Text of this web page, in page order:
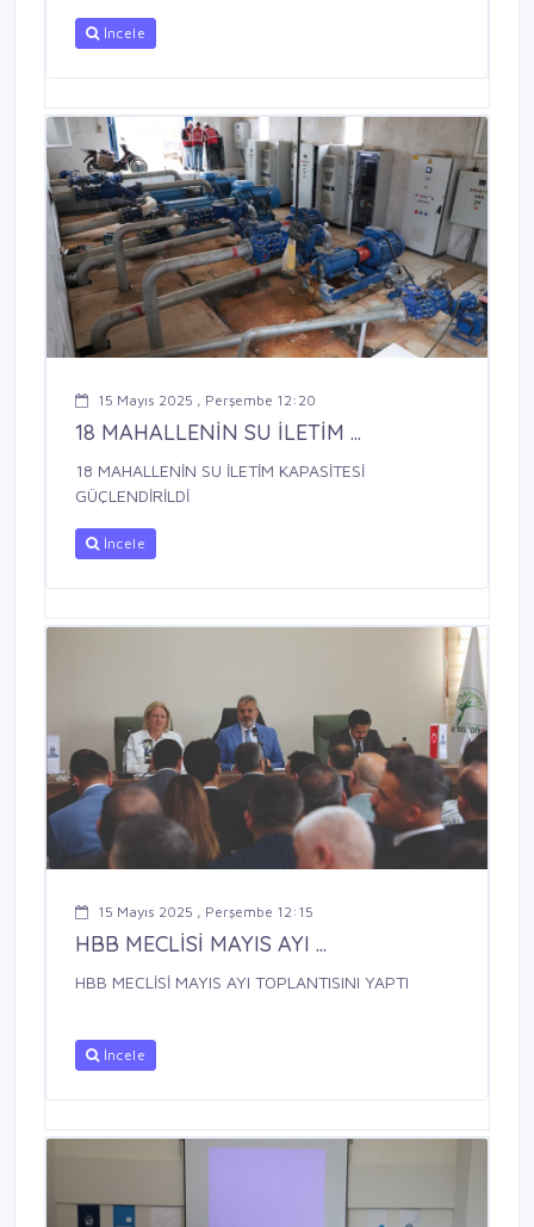
İncele
15 Mayıs 2025 , Perşembe 12:20
18 MAHALLENİN SU İLETİM ...
18 MAHALLENİN SU İLETİM KAPASİTESİ
GÜÇLENDİRİLDİ
İncele
15 Mayıs 2025 , Perşembe 12:15
HBB MECLİSİ MAYIS AYI ...
HBB MECLİSİ MAYIS AYI TOPLANTISINI YAPTI
İncele